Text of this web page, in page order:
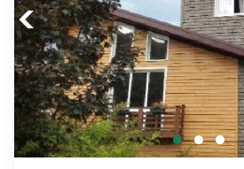
Previous